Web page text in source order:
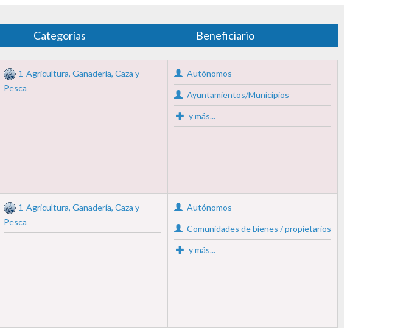
Categorías Beneficiario
1-Agricultura, Ganadería, Caza y
Pesca
Autónomos
Ayuntamientos/Municipios
y más...
1-Agricultura, Ganadería, Caza y
Pesca
Autónomos
Comunidades de bienes / propietarios
y más...